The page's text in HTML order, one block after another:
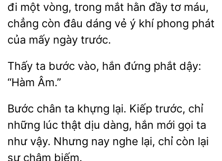
đi một vòng, trong mắt hằn đầy tơ máu,
chẳng còn đâu dáng vẻ ý khí phong phát
của mấy
trước.
ta
vào, hắn đứng phắt dậy:
“Hàm
Bước chân ta khựng lại. Kiếp trước,
lúc thật dịu dàng, hắn mới gọi ta
như vậy. Nhưng nay nghe lại, chỉ còn lại
châm biếm.